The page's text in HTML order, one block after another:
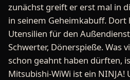
zunächst greift er erst mal in
in seinem Geheimkabuff. Dort
Utensilien für den
Schwerter, Dönerspieße. Was
schon geahnt haben dürften,
Mitsubishi-WiWi ist ein NINJA!